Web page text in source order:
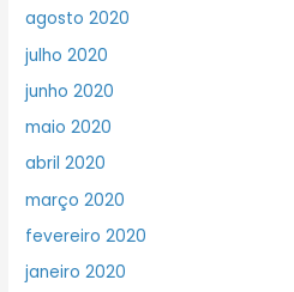
agosto 2020
julho 2020
junho 2020
maio 2020
abril 2020
março 2020
fevereiro 2020
janeiro 2020